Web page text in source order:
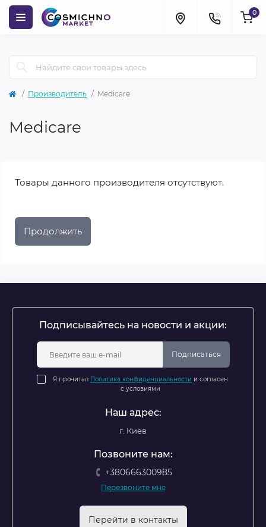
0
Производитель Medicare
Medicare
Товары данного производителя отсутствуют.
Продолжить
Подписывайтесь на новости и акции:
Подписаться
Я прочитал Политика конфиденциальности и согласен
с условиями
Наш адрес:
г. Киев
Позвоните нам:
+380666300985
Перезвоните мне
Перейти в контакты